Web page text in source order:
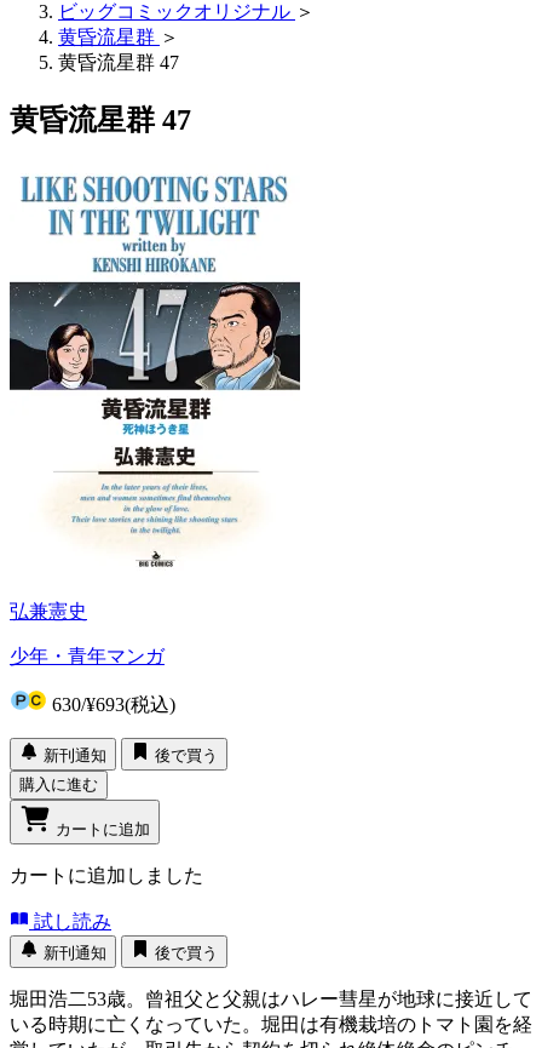
ビッグコミックオリジナル ＞
黄昏流星群 ＞
黄昏流星群 47
黄昏流星群 47
弘兼憲史
少年・青年マンガ
630/¥693(税込)
新刊通知
後で買う
購入に進む
カートに追加
カートに追加しました
試し読み
新刊通知 後で買う
堀田浩二53歳。曾祖父と父親はハレー彗星が地球に接近して
いる時期に亡くなっていた。堀田は有機栽培のトマト園を経